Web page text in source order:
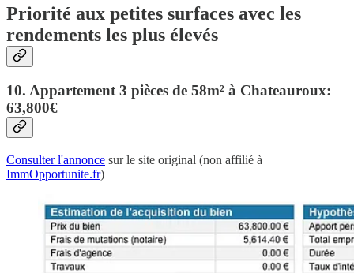
Priorité aux petites surfaces avec les
rendements les plus élevés
10. Appartement 3 pièces de 58m² à Chateauroux:
63,800€
Consulter l'annonce sur le site original (non affilié à
ImmOpportunite.fr)